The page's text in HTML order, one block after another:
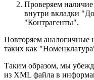
Проверяем
внутри вкладки
"Контрагенты".
Повторяем аналогичные
таких как
Таким образом, мы
из XML файла в